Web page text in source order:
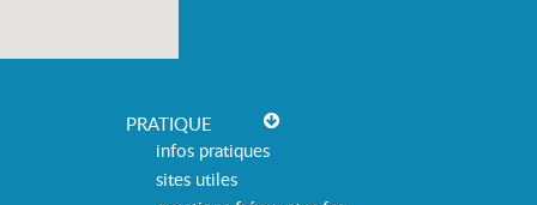
PRATIQUE
infos pratiques
sites utiles